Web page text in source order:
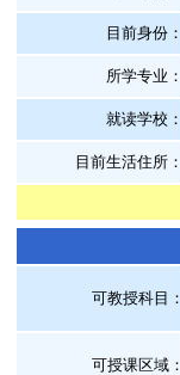
目前身份：
所学专业：
就读学校：
目前生活住所：
可教授科目：
可授课区域：